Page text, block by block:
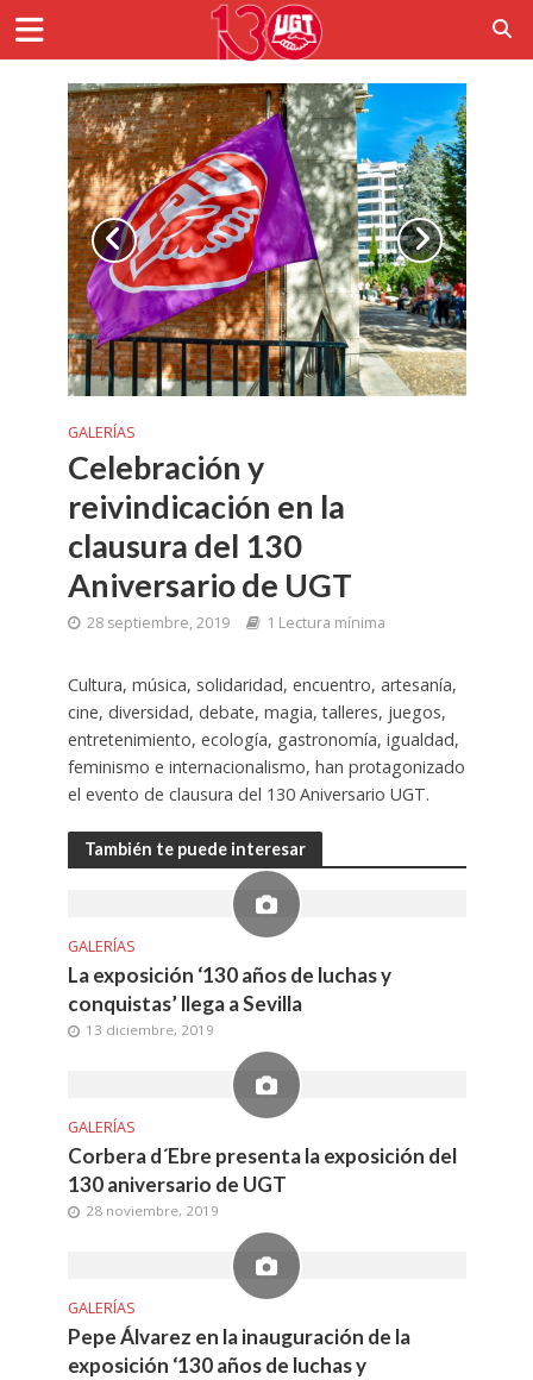
GALERÍAS
Celebración y
reivindicación en la
clausura del 130
Aniversario de UGT
28 septiembre, 2019 1 Lectura mínima
Cultura, música, solidaridad, encuentro, artesanía,
cine, diversidad, debate, magia, talleres, juegos,
entretenimiento, ecología, gastronomía, igualdad,
feminismo e internacionalismo, han protagonizado
el evento de clausura del 130 Aniversario UGT.
También te puede interesar
GALERÍAS
La exposición ‘130 años de luchas y
conquistas’ llega a Sevilla
13 diciembre, 2019
GALERÍAS
Corbera d´Ebre presenta la exposición del
130 aniversario de UGT
28 noviembre, 2019
GALERÍAS
Pepe Álvarez en la inauguración de la
exposición ‘130 años de luchas y